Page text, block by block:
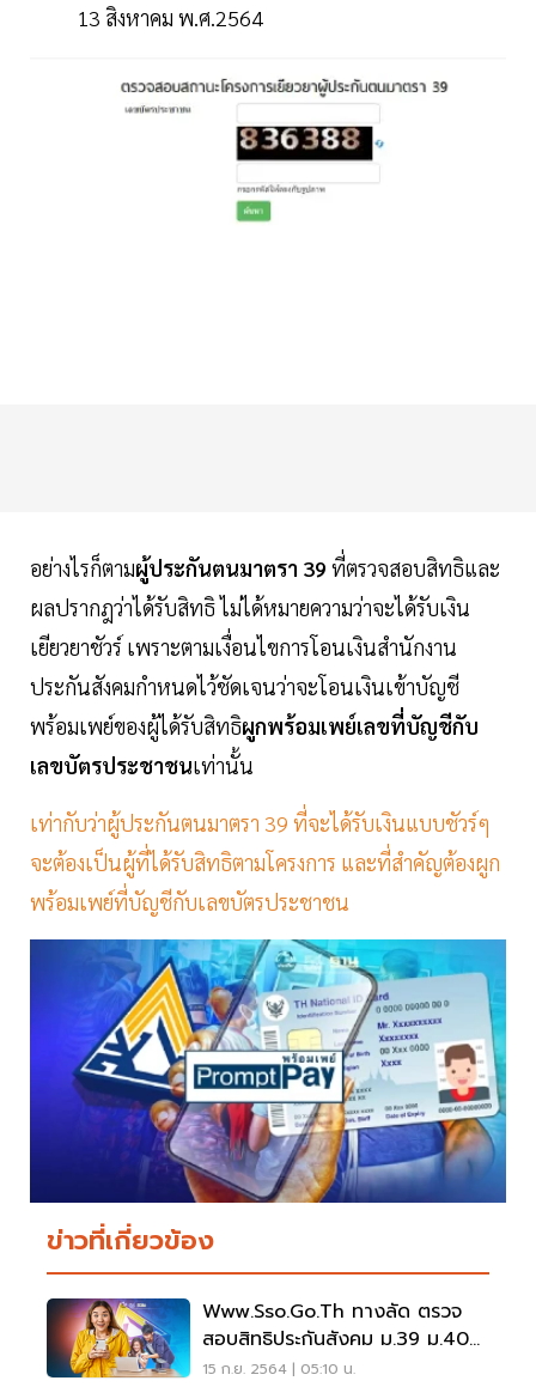
13 สิงหาคม พ.ศ.2564
อย่างไรก็ตามผู้ประกันตนมาตรา 39 ที่ตรวจสอบสิทธิและ
ผลปรากฎว่าได้รับสิทธิ ไม่ได้หมายความว่าจะได้รับเงิน
เยียวยาชัวร์ เพราะตามเงื่อนไขการโอนเงินสำนักงาน
ประกันสังคมกำหนดไว้ชัดเจนว่าจะโอนเงินเข้าบัญชี
พร้อมเพย์ของผู้ได้รับสิทธิผูกพร้อมเพย์เลขที่บัญชีกับ
เลขบัตรประชาชนเท่านั้น
เท่ากับว่าผู้ประกันตนมาตรา 39 ที่จะได้รับเงินแบบชัวร์ๆ
จะต้องเป็นผู้ที่ได้รับสิทธิตามโครงการ และที่สำคัญต้องผูก
พร้อมเพย์ที่บัญชีกับเลขบัตรประชาชน
ข่าวที่เกี่ยวข้อง
Www.sso.go.th ทางลัด ตรวจ
สอบสิทธิประกันสังคม ม.39 ม.40
รับเงิน 5,000 ที่นี่
15 ก.ย. 2564 | 05:10 น.